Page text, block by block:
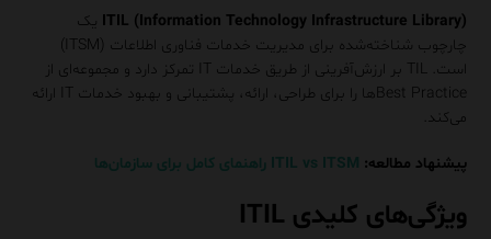
ITIL (Information Technology Infrastructure Library) یک
چارچوب شناخته‌شده برای مدیریت خدمات فناوری اطلاعات (ITSM)
است. TIL بر ارزش‌آفرینی از طریق خدمات IT تمرکز دارد و مجموعه‌ای از
Best Practice‌ها را برای طراحی، ارائه، پشتیبانی و بهبود خدمات IT ارائه
می‌کند.
پیشنهاد مطالعه: ITIL vs ITSM راهنمای کامل برای سازمان‌ها
ویژگی‌های کلیدی ITIL